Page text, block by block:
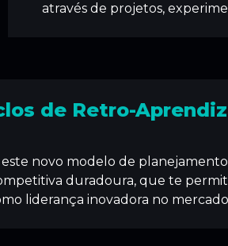
através de projetos,
novo modelo de
duradoura, que te
liderança inovadora no
de Retro-